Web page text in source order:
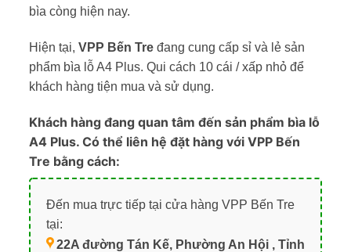
bìa còng hiện nay.
Hiện tại, VPP Bến Tre đang cung cấp sỉ và lẻ sản
phẩm bìa lỗ A4 Plus. Qui cách 10 cái / xấp nhỏ để
khách hàng tiện mua và sử dụng.
Khách hàng đang quan tâm đến sản phẩm bìa lỗ
A4 Plus. Có thể liên hệ đặt hàng với VPP Bến
Tre bằng cách:
Đến mua trực tiếp tại cửa hàng VPP Bến Tre
tại:
22A đường Tán Kế, Phường An Hội , Tỉnh